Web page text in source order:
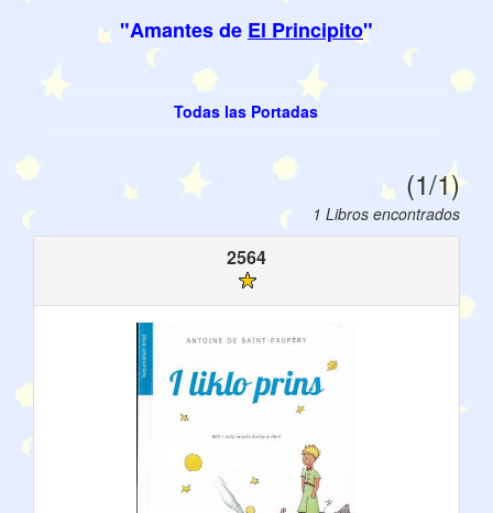
"Amantes de El Principito"
Todas las Portadas
(1/1)
1 Libros encontrados
2564